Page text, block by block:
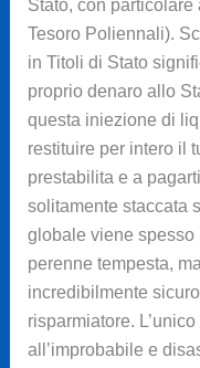
Stato, con particolare
Tesoro Poliennali).
in Titoli di Stato
proprio denaro allo
questa iniezione di
restituire per intero il
prestabilita e a
solitamente staccata
globale viene spesso
perenne tempesta,
incredibilmente
risparmiatore.
all’improbabile e